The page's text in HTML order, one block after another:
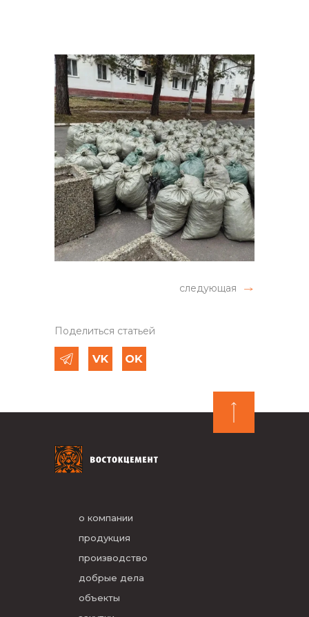
следующая
Поделиться статьей
о компании
продукция
производство
добрые дела
объекты